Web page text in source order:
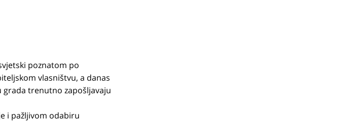
poznatom po
vlasništvu, a danas
trenutno zapošljavaju
i pažljivom odabiru